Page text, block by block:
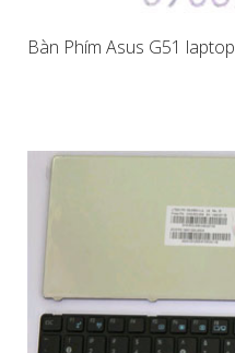
Bàn Phím Asus G51 laptop